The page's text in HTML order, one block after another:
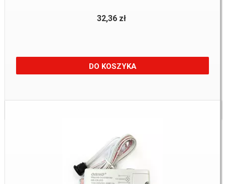
32,36 zł
DO KOSZYKA
Dostępne:1 Szt.